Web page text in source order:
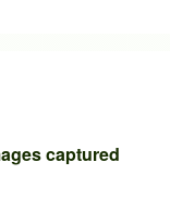
captured